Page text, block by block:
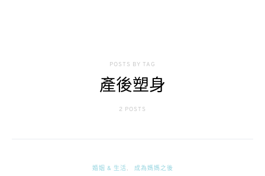
POSTS BY TAG
產後塑身
2 POSTS
婚姻 & 生活 成為媽媽之後